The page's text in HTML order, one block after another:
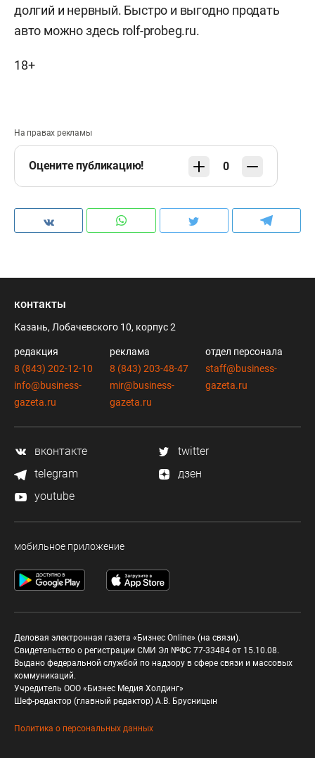
долгий и нервный. Быстро и выгодно продать
авто можно здесь rolf-probeg.ru.
18+
На правах рекламы
Оцените публикацию! 0
контакты
Казань, Лобачевского 10, корпус 2
редакция
8 (843) 202-12-10
info@business-
gazeta.ru
реклама
8 (843) 203-48-47
mir@business-
gazeta.ru
отдел персонала
staff@business-
gazeta.ru
вконтакте
twitter
telegram
дзен
youtube
мобильное приложение
Деловая электронная газета «Бизнес Online» (на связи).
Свидетельство о регистрации СМИ Эл №ФС 77-33484 от 15.10.08.
Выдано федеральной службой по надзору в сфере связи и массовых
коммуникаций.
Учредитель ООО «Бизнес Медия Холдинг»
Шеф-редактор (главный редактор) А.В. Брусницын
Политика о персональных данных